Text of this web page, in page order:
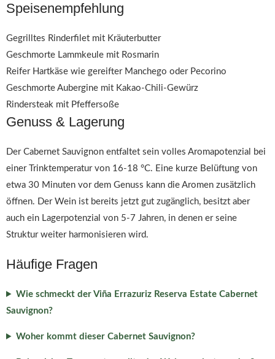
Speisenempfehlung
Gegrilltes Rinderfilet mit Kräuterbutter
Geschmorte Lammkeule mit Rosmarin
Reifer Hartkäse wie gereifter Manchego oder Pecorino
Geschmorte Aubergine mit Kakao-Chili-Gewürz
Rindersteak mit Pfeffersoße
Genuss & Lagerung
Der Cabernet Sauvignon entfaltet sein volles Aromapotenzial bei
einer Trinktemperatur von 16-18 °C. Eine kurze Belüftung von
etwa 30 Minuten vor dem Genuss kann die Aromen zusätzlich
öffnen. Der Wein ist bereits jetzt gut zugänglich, besitzt aber
auch ein Lagerpotenzial von 5-7 Jahren, in denen er seine
Struktur weiter harmonisieren wird.
Häufige Fragen
Wie schmeckt der Viña Errazuriz Reserva Estate Cabernet
Sauvignon?
Woher kommt dieser Cabernet Sauvignon?